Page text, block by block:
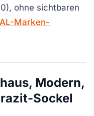
ohne sichtbaren
Marken-
Modern,
Sockel